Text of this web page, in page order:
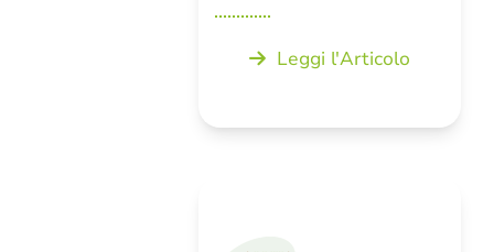
Leggi l'Articolo